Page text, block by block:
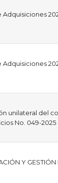
Adquisiciones
Adquisiciones
unilateral del
No. 049-2025
Y